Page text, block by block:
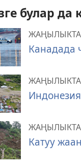
булар
Канадада
Катуу